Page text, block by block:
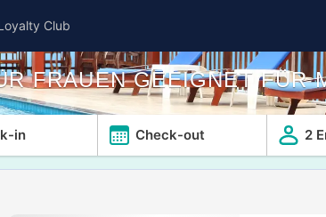
Club
FRAUEN GEEIGNET FÜR
in Check-out 2